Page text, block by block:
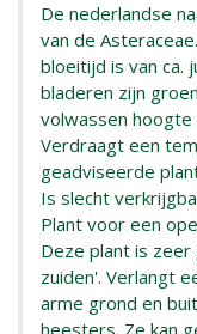
De nederlandse
van de
bloeitijd is van ca.
bladeren zijn
volwassen hoogte
Verdraagt een
geadviseerde
Is slecht
Plant voor een
Deze plant is
zuiden'. Verlangt
arme grond en